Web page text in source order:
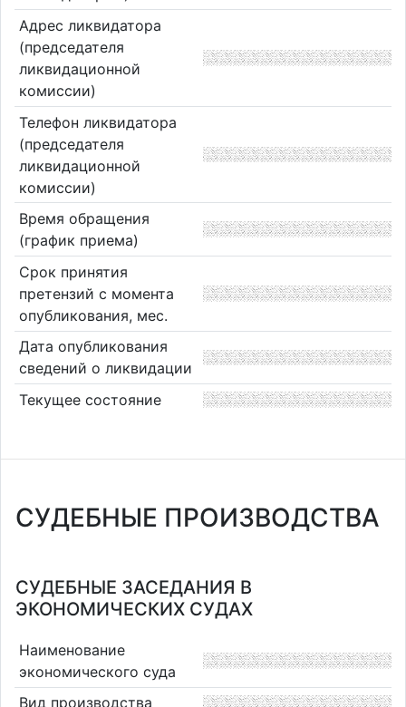
Адрес ликвидатора
(председателя
ликвидационной
комиссии)
Телефон ликвидатора
(председателя
ликвидационной
комиссии)
Время обращения
(график приема)
Срок принятия
претензий с момента
опубликования, мес.
Дата опубликования
сведений о ликвидации
Текущее состояние
СУДЕБНЫЕ ПРОИЗВОДСТВА
СУДЕБНЫЕ ЗАСЕДАНИЯ В
ЭКОНОМИЧЕСКИХ СУДАХ
Наименование
экономического суда
Вид производства